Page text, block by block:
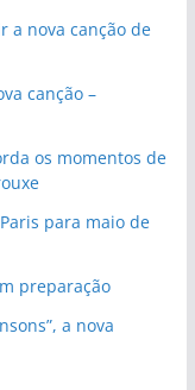
a nova canção de
canção –
os momentos de
para maio de
preparação
a nova